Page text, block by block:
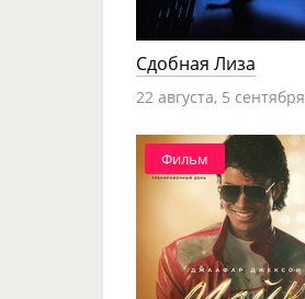
Сдобная Лиза
22 августа, 5 сентября
Фильм